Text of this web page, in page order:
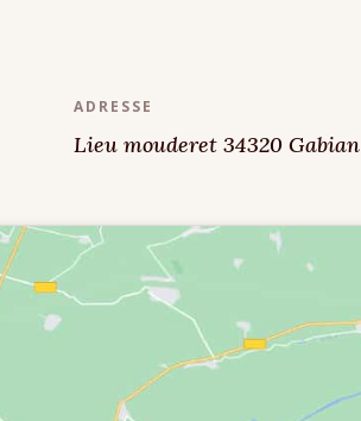
ADRESSE
Lieu mouderet 34320 Gabian